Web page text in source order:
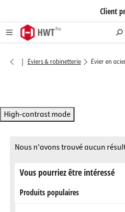
Client
| Éviers & robinetterie Évier en
High-contrast mode
Nous n'avons trouvé aucun
Vous pourriez être intéressé
Produits populaires